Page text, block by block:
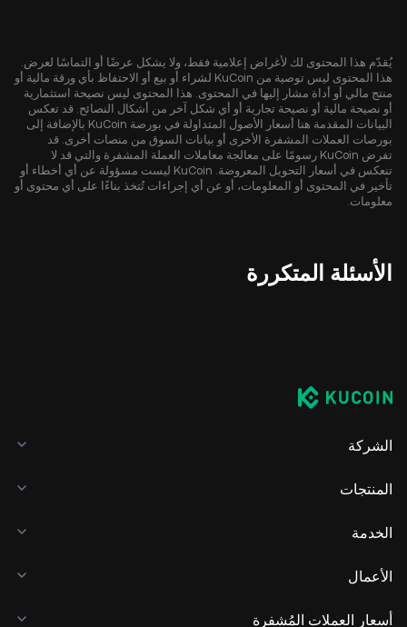
يُقدّم هذا المحتوى لك لأغراض إعلامية فقط، ولا يشكل عرضًا أو التماسًا لعرض.
هذا المحتوى ليس توصية من KuCoin لشراء أو بيع أو الاحتفاظ بأي ورقة مالية أو
منتج مالي أو أداة مشار إليها في المحتوى. هذا المحتوى ليس نصيحة استثمارية
أو نصيحة مالية أو نصيحة تجارية أو أي شكل آخر من أشكال النصائح. قد تعكس
البيانات المقدمة هنا أسعار الأصول المتداولة في بورصة KuCoin بالإضافة إلى
بورصات العملات المشفرة الأخرى أو بيانات السوق من منصات أخرى. قد
تفرض KuCoin رسومًا على معالجة معاملات العملة المشفرة والتي قد لا
تنعكس في أسعار التحويل المعروضة. KuCoin ليست مسؤولة عن أي أخطاء أو
تأخير في المحتوى أو المعلومات، أو عن أي إجراءات تُتخذ بناءًا على أي محتوى أو
معلومات.
الأسئلة المتكررة
الشركة
المنتجات
الخدمة
الأعمال
أسعار العملات المُشفرة